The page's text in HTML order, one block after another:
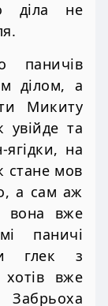
діла не
паничів
ділом, а
Микиту
та
на
стане мов
а сам аж
вона вже
паничі
глек з
вже